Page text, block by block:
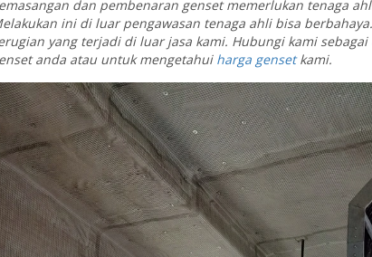
dan pembenaran genset memerlukan tenaga
ini di luar pengawasan tenaga ahli bisa
yang terjadi di luar jasa kami. Hubungi kami sebagai
anda atau untuk mengetahui harga gensetkami.